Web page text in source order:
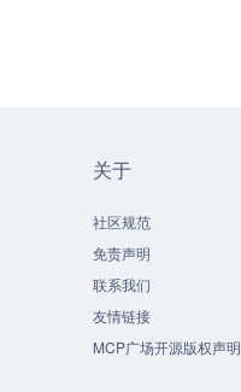
关于
社区规范
免责声明
联系我们
友情链接
MCP广场开源版权声明